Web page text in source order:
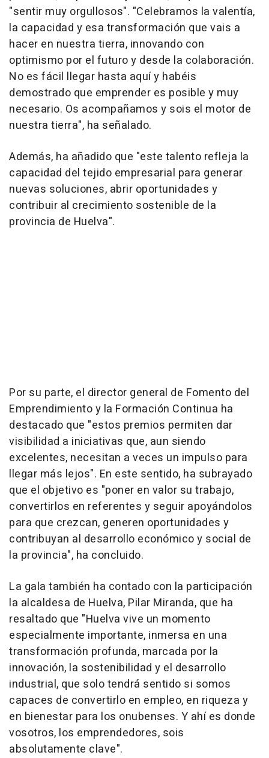
"sentir muy orgullosos". "Celebramos la valentía,
la capacidad y esa transformación que vais a
hacer en nuestra tierra, innovando con
optimismo por el futuro y desde la colaboración.
No es fácil llegar hasta aquí y habéis
demostrado que emprender es posible y muy
necesario. Os acompañamos y sois el motor de
nuestra tierra", ha señalado.
Además, ha añadido que "este talento refleja la
capacidad del tejido empresarial para generar
nuevas soluciones, abrir oportunidades y
contribuir al crecimiento sostenible de la
provincia de Huelva".
Por su parte, el director general de Fomento del
Emprendimiento y la Formación Continua ha
destacado que "estos premios permiten dar
visibilidad a iniciativas que, aun siendo
excelentes, necesitan a veces un impulso para
llegar más lejos". En este sentido, ha subrayado
que el objetivo es "poner en valor su trabajo,
convertirlos en referentes y seguir apoyándolos
para que crezcan, generen oportunidades y
contribuyan al desarrollo económico y social de
la provincia", ha concluido.
La gala también ha contado con la participación
la alcaldesa de Huelva, Pilar Miranda, que ha
resaltado que "Huelva vive un momento
especialmente importante, inmersa en una
transformación profunda, marcada por la
innovación, la sostenibilidad y el desarrollo
industrial, que solo tendrá sentido si somos
capaces de convertirlo en empleo, en riqueza y
en bienestar para los onubenses. Y ahí es donde
vosotros, los emprendedores, sois
absolutamente clave".